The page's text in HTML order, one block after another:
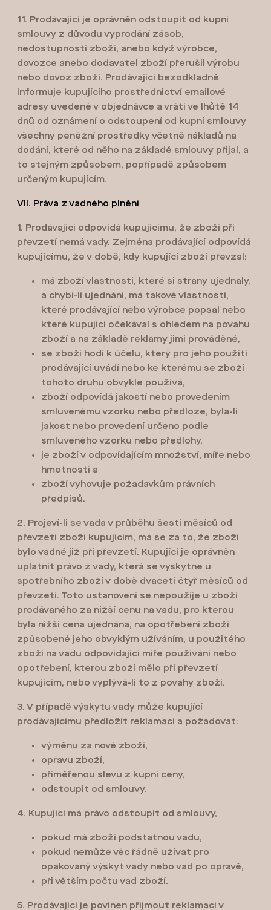
11. Prodávající je oprávněn odstoupit od kupní
smlouvy z důvodu vyprodání zásob,
nedostupnosti zboží, anebo když výrobce,
dovozce anebo dodavatel zboží přerušil výrobu
nebo dovoz zboží. Prodávající bezodkladně
informuje kupujícího prostřednictví emailové
adresy uvedené v objednávce a vrátí ve lhůtě 14
dnů od oznámení o odstoupení od kupní smlouvy
všechny peněžní prostředky včetně nákladů na
dodání, které od něho na základě smlouvy přijal, a
to stejným způsobem, popřípadě způsobem
určeným kupujícím.
VII. Práva z vadného plnění
1. Prodávající odpovídá kupujícímu, že zboží při
převzetí nemá vady. Zejména prodávající odpovídá
kupujícímu, že v době, kdy kupující zboží převzal:
má zboží vlastnosti, které si strany ujednaly,
a chybí-li ujednání, má takové vlastnosti,
které prodávající nebo výrobce popsal nebo
které kupující očekával s ohledem na povahu
zboží a na základě reklamy jimi prováděné,
se zboží hodí k účelu, který pro jeho použití
prodávající uvádí nebo ke kterému se zboží
tohoto druhu obvykle používá,
zboží odpovídá jakostí nebo provedením
smluvenému vzorku nebo předloze, byla-li
jakost nebo provedení určeno podle
smluveného vzorku nebo předlohy,
je zboží v odpovídajícím množství, míře nebo
hmotnosti a
zboží vyhovuje požadavkům právních
předpisů.
2. Projeví-li se vada v průběhu šesti měsíců od
převzetí zboží kupujícím, má se za to, že zboží
bylo vadné již při převzetí. Kupující je oprávněn
uplatnit právo z vady, která se vyskytne u
spotřebního zboží v době dvaceti čtyř měsíců od
převzetí. Toto ustanovení se nepoužije u zboží
prodávaného za nižší cenu na vadu, pro kterou
byla nižší cena ujednána, na opotřebení zboží
způsobené jeho obvyklým užíváním, u použitého
zboží na vadu odpovídající míře používání nebo
opotřebení, kterou zboží mělo při převzetí
kupujícím, nebo vyplývá-li to z povahy zboží.
3. V případě výskytu vady může kupující
prodávajícímu předložit reklamaci a požadovat:
výměnu za nové zboží,
opravu zboží,
přiměřenou slevu z kupní ceny,
odstoupit od smlouvy.
4. Kupující má právo odstoupit od smlouvy,
pokud má zboží podstatnou vadu,
pokud nemůže věc řádně užívat pro
opakovaný výskyt vady nebo vad po opravě,
při větším počtu vad zboží.
5. Prodávající je povinen přijmout reklamaci v